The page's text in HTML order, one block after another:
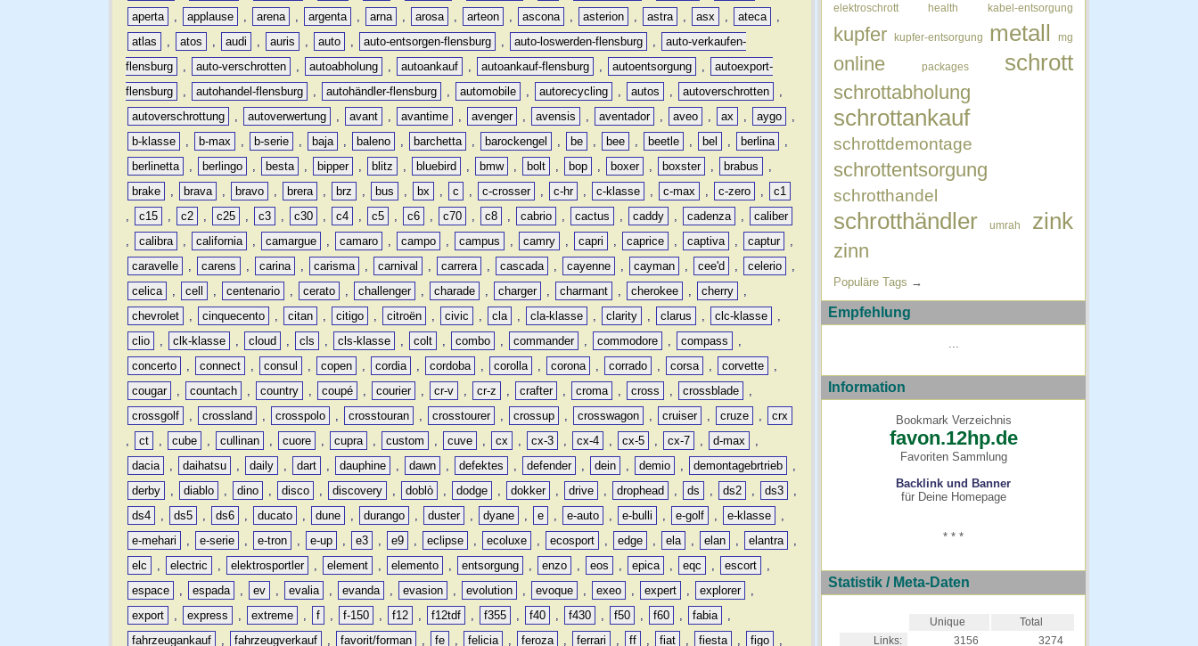
aperta
, applause , arena , argenta , arna , arosa , arteon , ascona , asterion , astra , asx , ateca
,
atlas
, atos , audi , auris , auto , auto-entsorgen-flensburg , auto-loswerden-flensburg ,
auto-verkaufen-
flensburg
, auto-verschrotten , autoabholung , autoankauf , autoankauf-flensburg , autoentsorgung ,
autoexport-
flensburg
, autohandel-flensburg , autohändler-flensburg , automobile , autorecycling , autos , autoverschrotten
,
autoverschrottung
, autoverwertung , avant , avantime , avenger , avensis , aventador , aveo , ax , aygo
,
b-klasse
, b-max , b-serie , baja , baleno , barchetta , barockengel , be , bee , beetle , bel , berlina
,
berlinetta
, berlingo , besta , bipper , blitz , bluebird , bmw , bolt , bop , boxer , boxster , brabus
,
brake
, brava , bravo , brera , brz , bus , bx , c , c-crosser , c-hr , c-klasse , c-max , c-zero ,
c1
,
c15 , c2 , c25 , c3 , c30 , c4 , c5 , c6 , c70 , c8 , cabrio , cactus , caddy , cadenza ,
caliber
,
calibra , california , camargue , camaro , campo , campus , camry , capri , caprice , captiva , captur
,
caravelle
, carens , carina , carisma , carnival , carrera , cascada , cayenne , cayman , cee'd , celerio
,
celica
, cell , centenario , cerato , challenger , charade , charger , charmant , cherokee , cherry
,
chevrolet
, cinquecento , citan , citigo , citroën , civic , cla , cla-klasse , clarity , clarus , clc-klasse
,
clio
, clk-klasse , cloud , cls , cls-klasse , colt , combo , commander , commodore , compass
,
concerto
, connect , consul , copen , cordia , cordoba , corolla , corona , corrado , corsa , corvette
,
cougar
, countach , country , coupé , courier , cr-v , cr-z , crafter , croma , cross , crossblade
,
crossgolf
, crossland , crosspolo , crosstouran , crosstourer , crossup , crosswagon , cruiser , cruze ,
crx
,
ct , cube , cullinan , cuore , cupra , custom , cuve , cx , cx-3 , cx-4 , cx-5 , cx-7 , d-max
,
dacia
, daihatsu , daily , dart , dauphine , dawn , defektes , defender , dein , demio , demontagebrtrieb
,
derby
, diablo , dino , disco , discovery , doblò , dodge , dokker , drive , drophead , ds , ds2 , ds3
,
ds4
, ds5 , ds6 , ducato , dune , durango , duster , dyane , e , e-auto , e-bulli , e-golf , e-klasse
,
e-mehari
, e-serie , e-tron , e-up , e3 , e9 , eclipse , ecoluxe , ecosport , edge , ela , elan , elantra
,
elc
, electric , elektrosportler , element , elemento , entsorgung , enzo , eos , epica , eqc , escort
,
espace
, espada , ev , evalia , evanda , evasion , evolution , evoque , exeo , expert , explorer
,
export
, express , extreme , f , f-150 , f12 , f12tdf , f355 , f40 , f430 , f50 , f60 , fabia
,
fahrzeugankauf
, fahrzeugverkauf , favorit/forman , fe , felicia , feroza , ferrari , ff , fiat , fiesta , figo
,
elektroschrott health kabel-entsorgung
kupfer kupfer-entsorgung metall mg
online packages schrott
schrottabholung
schrottankauf
schrottdemontage
schrottentsorgung
schrotthandel
schrotthändler umrah zink
zinn
Populäre Tags →
Empfehlung
Information
Bookmark Verzeichnis
favon.12hp.de
Favoriten Sammlung
Backlink und Banner
für Deine Homepage
* * *
Statistik / Meta-Daten
Unique
Total
Links:
3156
3274